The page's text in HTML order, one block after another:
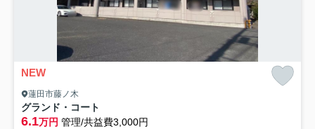
NEW
蓮田市藤ノ木
グランド・コート
6.1万円 管理/共益費3,000円